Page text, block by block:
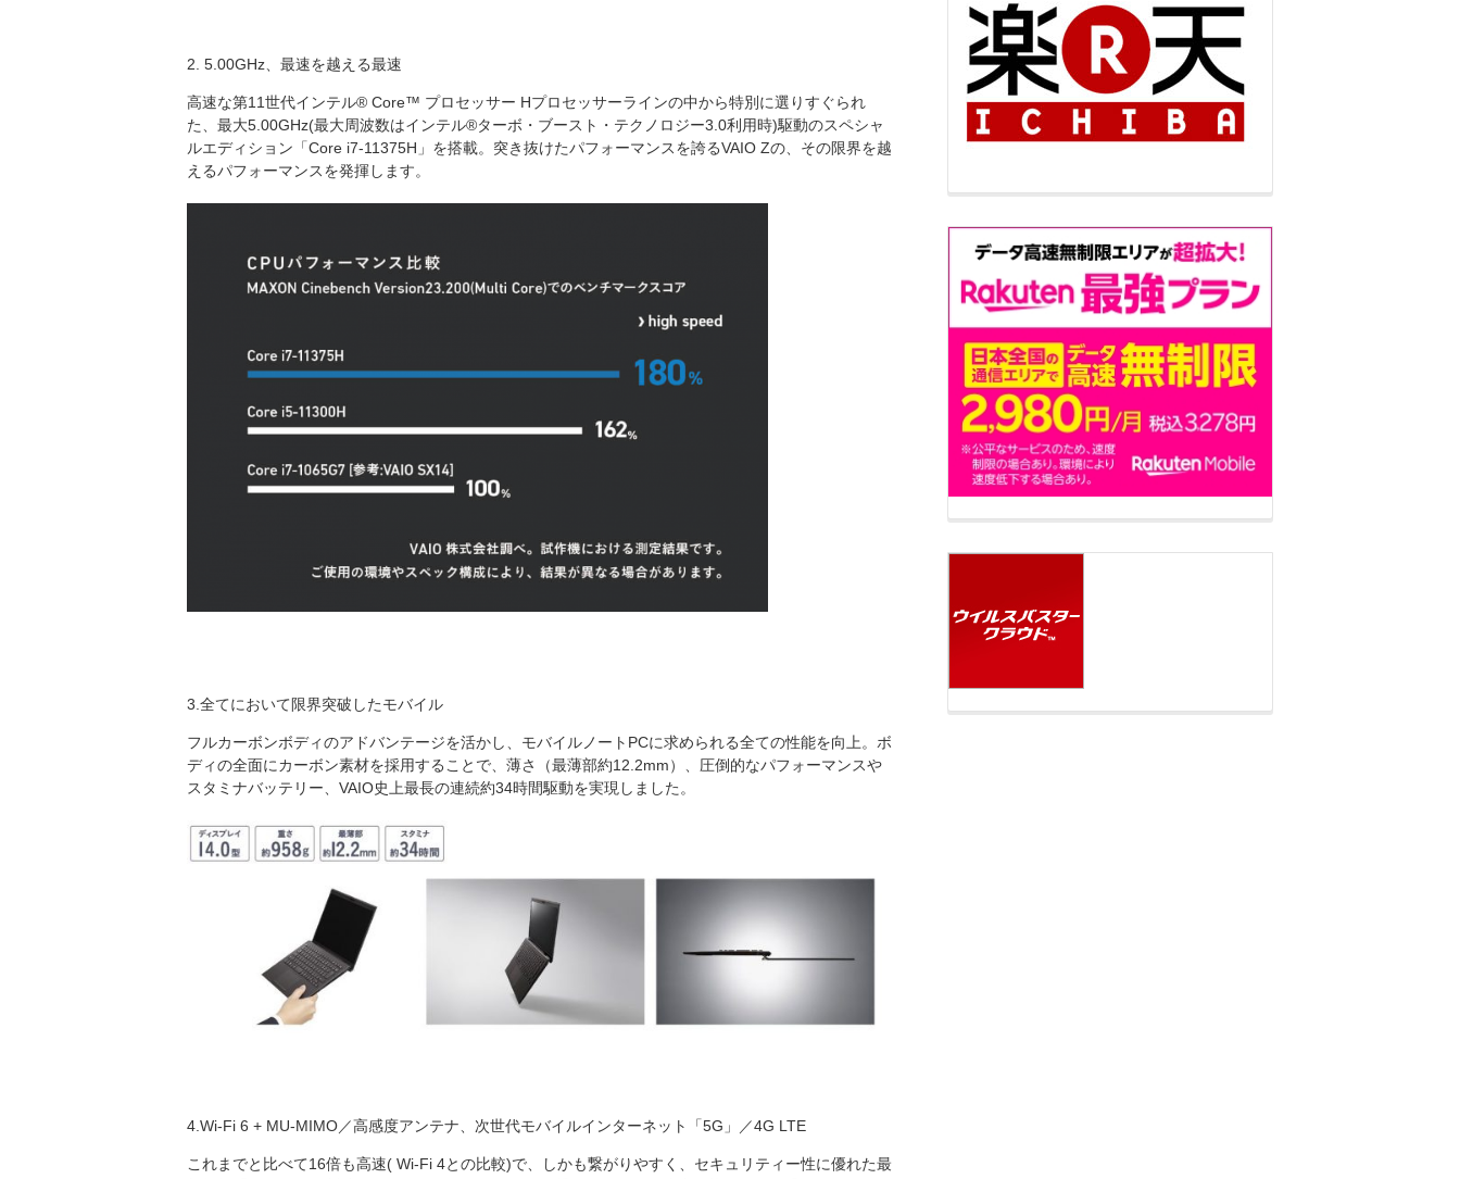
2. 5.00GHz、最速を越える最速
高速な第11世代インテル® Core™ プロセッサー Hプロセッサーラインの中から特別に選りすぐられ
た、最大5.00GHz(最大周波数はインテル®ターボ・ブースト・テクノロジー3.0利用時)駆動のスペシャ
ルエディション「Core i7-11375H」を搭載。突き抜けたパフォーマンスを誇るVAIO Zの、その限界を越
えるパフォーマンスを発揮します。
3.全てにおいて限界突破したモバイル
フルカーボンボディのアドバンテージを活かし、モバイルノートPCに求められる全ての性能を向上。ボ
ディの全面にカーボン素材を採用することで、薄さ（最薄部約12.2mm）、圧倒的なパフォーマンスや
スタミナバッテリー、VAIO史上最長の連続約34時間駆動を実現しました。
4.Wi-Fi 6 + MU-MIMO／高感度アンテナ、次世代モバイルインターネット「5G」／4G LTE
これまでと比べて16倍も高速( Wi-Fi 4との比較)で、しかも繋がりやすく、セキュリティー性に優れた最